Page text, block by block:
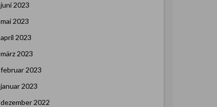
juni 2023
mai 2023
april 2023
märz 2023
februar 2023
januar 2023
dezember 2022